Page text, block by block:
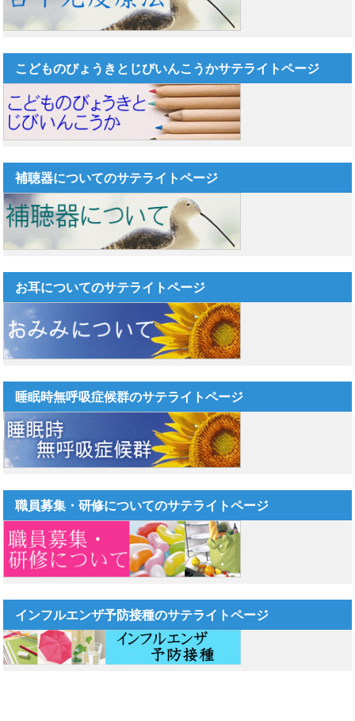
こどものびょうきとじびいんこうかサテライトページ
補聴器についてのサテライトページ
お耳についてのサテライトページ
睡眠時無呼吸症候群のサテライトページ
職員募集・研修についてのサテライトページ
インフルエンザ予防接種のサテライトページ